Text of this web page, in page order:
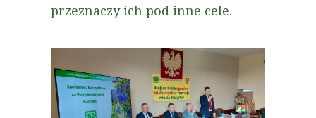
przeznaczy ich pod inne cele.